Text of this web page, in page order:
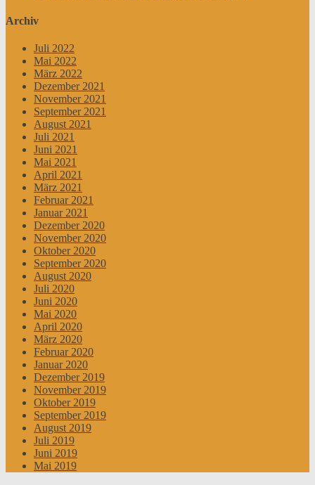
Archiv
Juli 2022
Mai 2022
März 2022
Dezember 2021
November 2021
September 2021
August 2021
Juli 2021
Juni 2021
Mai 2021
April 2021
März 2021
Februar 2021
Januar 2021
Dezember 2020
November 2020
Oktober 2020
September 2020
August 2020
Juli 2020
Juni 2020
Mai 2020
April 2020
März 2020
Februar 2020
Januar 2020
Dezember 2019
November 2019
Oktober 2019
September 2019
August 2019
Juli 2019
Juni 2019
Mai 2019